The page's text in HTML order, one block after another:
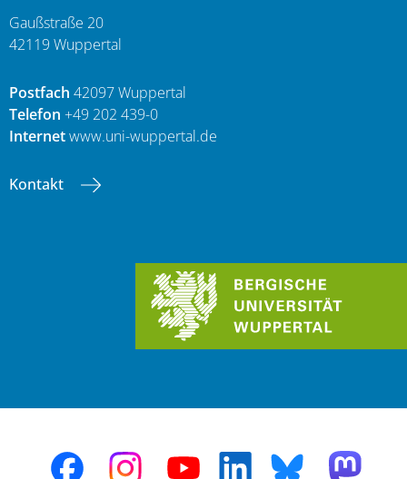
Gaußstraße 20
42119 Wuppertal
Postfach 42097 Wuppertal
Telefon +49 202 439-0
Internetwww.uni-wuppertal.de
Kontakt